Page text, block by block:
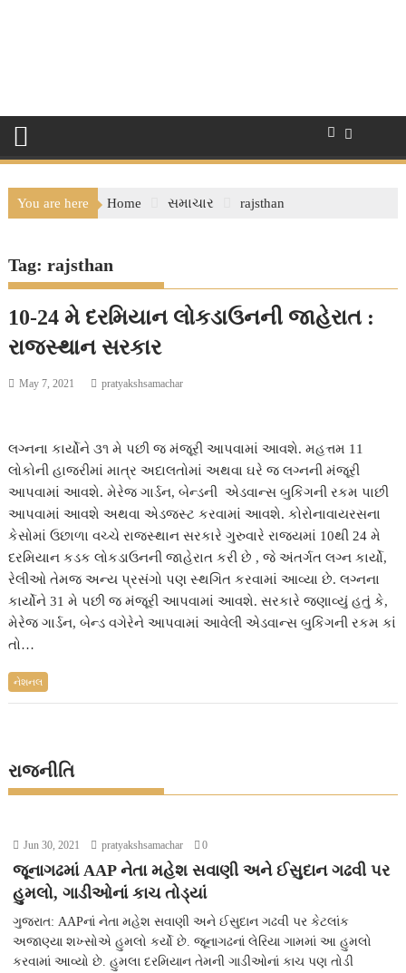
You are here Home સમાચાર rajsthan
Tag:rajsthan
10-24 મે દરમિયાન લોકડાઉનની જાહેરાત :
રાજસ્થાન સરકાર
May 7, 2021 pratyakshsamachar
લગ્નના કાર્યોને ૩૧ મે પછી જ મંજૂરી આપવામાં આવશે. મહત્તમ 11
લોકોની હાજરીમાં માત્ર અદાલતોમાં અથવા ઘરે જ લગ્નની મંજૂરી
આપવામાં આવશે. મેરેજ ગાર્ડન, બેન્ડની એડવાન્સ બુકિંગની રકમ પાછી
આપવામાં આવશે અથવા એડજસ્ટ કરવામાં આવશે. કોરોનાવાયરસના
કેસોમાં ઉછાળા વચ્ચે રાજસ્થાન સરકારે ગુરુવારે રાજ્યમાં 10થી 24 મે
દરમિયાન કડક લોકડાઉનની જાહેરાત કરી છે , જે અંતર્ગત લગ્ન કાર્યો,
રેલીઓ તેમજ અન્ય પ્રસંગો પણ સ્થગિત કરવામાં આવ્યા છે. લગ્નના
કાર્યોને 31 મે પછી જ મંજૂરી આપવામાં આવશે. સરકારે જણાવ્યું હતું કે,
મેરેજ ગાર્ડન, બેન્ડ વગેરેને આપવામાં આવેલી એડવાન્સ બુકિંગની રકમ કાં
તો…
નેશનલ
રાજનીતિ
Jun 30, 2021 pratyakshsamachar 0
જૂનાગઢમાં AAP નેતા મહેશ સવાણી અને ઈસુદાન ગઢવી પર
હુમલો, ગાડીઓનાં કાચ તોડ્યાં
ગુજરાત: AAPનાં નેતા મહેશ સવાણી અને ઈસુદાન ગઢવી પર કેટલાંક
અજાણ્યા શખ્સોએ હુમલો કર્યો છે. જૂનાગઢનાં લેરિયા ગામમાં આ હુમલો
કરવામાં આવ્યો છે. હુમલા દરમિયાન તેમની ગાડીઓનાં કાચ પણ તોડી